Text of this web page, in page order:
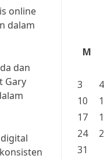
online
dalam
dan
Gary
M
3
4
10
17
24
31